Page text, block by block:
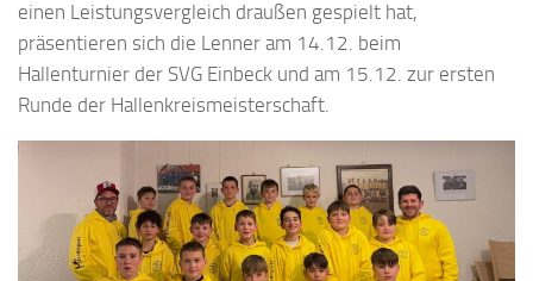
einen Leistungsvergleich draußen gespielt hat,
präsentieren sich die Lenner am 14.12. beim
Hallenturnier der SVG Einbeck und am 15.12. zur ersten
Runde der Hallenkreismeisterschaft.